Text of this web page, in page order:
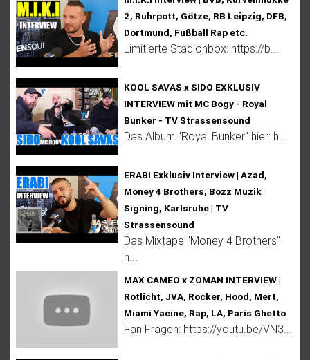
2, Ruhrpott, Götze, RB Leipzig, DFB,
Dortmund, Fußball Rap etc.
Limitierte Stadionbox: https://b...
KOOL SAVAS x SIDO EXKLUSIV
INTERVIEW mit MC Bogy - Royal
Bunker - TV Strassensound
Das Album "Royal Bunker" hier: h...
ERABI Exklusiv Interview | Azad,
Money 4 Brothers, Bozz Muzik
Signing, Karlsruhe | TV
Strassensound
Das Mixtape "Money 4 Brothers"
h...
MAX CAMEO x ZOMAN INTERVIEW |
Rotlicht, JVA, Rocker, Hood, Mert,
Miami Yacine, Rap, LA, Paris Ghetto
Fan Fragen: https://youtu.be/VN3...